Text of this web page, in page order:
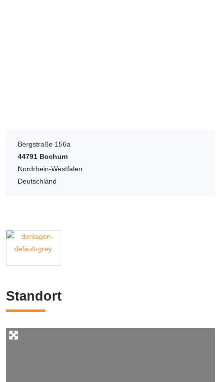
Bergstraße 156a
44791 Bochum
Nordrhein-Westfalen
Deutschland
Standort